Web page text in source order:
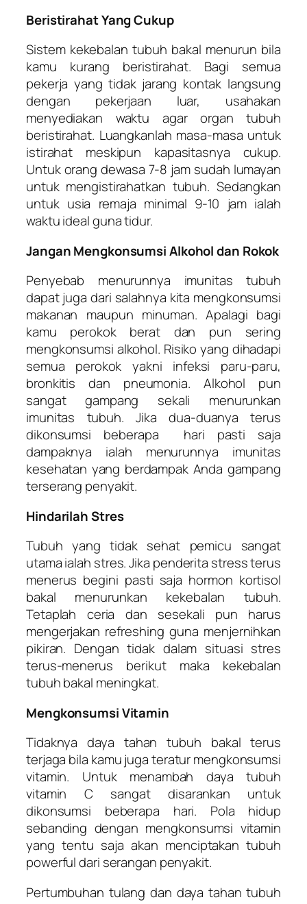
Beristirahat Yang Cukup
Sistem kekebalan tubuh bakal menurun bila
kamu kurang beristirahat. Bagi semua
pekerja yang tidak jarang kontak langsung
dengan pekerjaan luar, usahakan
menyediakan waktu agar organ tubuh
beristirahat. Luangkanlah masa-masa untuk
istirahat meskipun kapasitasnya cukup.
Untuk orang dewasa 7-8 jam sudah lumayan
untuk mengistirahatkan tubuh. Sedangkan
untuk usia remaja minimal 9-10 jam ialah
waktu ideal guna tidur.
Jangan Mengkonsumsi Alkohol dan Rokok
Penyebab menurunnya imunitas tubuh
dapat juga dari salahnya kita mengkonsumsi
makanan maupun minuman. Apalagi bagi
kamu perokok berat dan pun sering
mengkonsumsi alkohol. Risiko yang dihadapi
semua perokok yakni infeksi paru-paru,
bronkitis dan pneumonia. Alkohol pun
sangat gampang sekali menurunkan
imunitas tubuh. Jika dua-duanya terus
dikonsumsi beberapa hari pasti saja
dampaknya ialah menurunnya imunitas
kesehatan yang berdampak Anda gampang
terserang penyakit.
Hindarilah Stres
Tubuh yang tidak sehat pemicu sangat
utama ialah stres. Jika penderita stress terus
menerus begini pasti saja hormon kortisol
bakal menurunkan kekebalan tubuh.
Tetaplah ceria dan sesekali pun harus
mengerjakan refreshing guna menjernihkan
pikiran. Dengan tidak dalam situasi stres
terus-menerus berikut maka kekebalan
tubuh bakal meningkat.
Mengkonsumsi Vitamin
Tidaknya daya tahan tubuh bakal terus
terjaga bila kamu juga teratur mengkonsumsi
vitamin. Untuk menambah daya tubuh
vitamin C sangat disarankan untuk
dikonsumsi beberapa hari. Pola hidup
sebanding dengan mengkonsumsi vitamin
yang tentu saja akan menciptakan tubuh
powerful dari serangan penyakit.
Pertumbuhan tulang dan daya tahan tubuh